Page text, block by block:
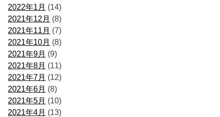
2022年1月 (14)
2021年12月 (8)
2021年11月 (7)
2021年10月 (8)
2021年9月 (9)
2021年8月 (11)
2021年7月 (12)
2021年6月 (8)
2021年5月 (10)
2021年4月 (13)